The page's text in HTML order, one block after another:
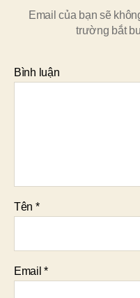
Email của bạn sẽ
trường bắt
Bình luận
Tên *
Email*